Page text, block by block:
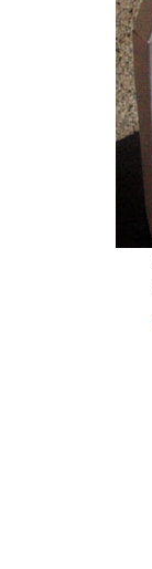
箱
幸
一
化
朝
ま
サ
含